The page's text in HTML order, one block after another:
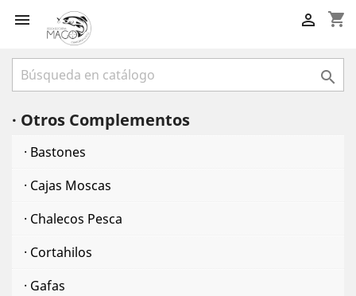
 shopping_cart


· Otros Complementos
· Bastones
· Cajas Moscas
· Chalecos Pesca
· Cortahilos
· Gafas